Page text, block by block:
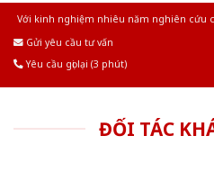
Với kinh nghiệm nhiêu năm nghiên cứu
Gửi yêu cầu tư vấn
Yêu cầu gọi lại (3 phút)
ĐỐI TÁC